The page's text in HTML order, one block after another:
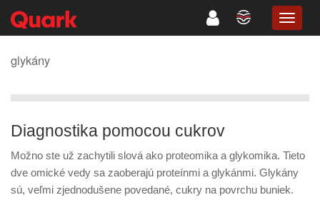
glykány
Diagnostika pomocou cukrov
Možno ste už zachytili slová ako proteomika a glykomika. Tieto
dve omické vedy sa zaoberajú proteínmi a glykánmi. Glykány
sú, veľmi zjednodušene povedané, cukry na povrchu buniek.